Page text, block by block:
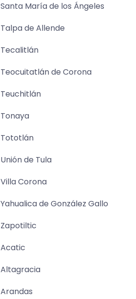
Santa María de los Ángeles
Talpa de Allende
Tecalitlán
Teocuitatlán de Corona
Teuchitlán
Tonaya
Tototlán
Unión de Tula
Villa Corona
Yahualica de González Gallo
Zapotiltic
Acatic
Altagracia
Arandas